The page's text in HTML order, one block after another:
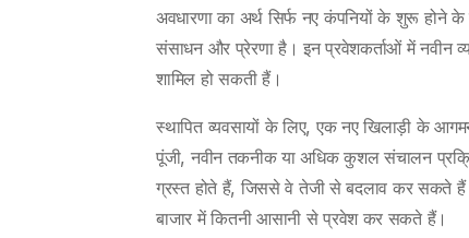
अवधारणा का अर्थ सिर्फ नए कंपनियों के शुरू होने के
संसाधन और प्रेरणा है। इन प्रवेशकर्ताओं में नवीन
शामिल हो सकती हैं।
स्थापित व्यवसायों के लिए, एक नए खिलाड़ी के
पूंजी, नवीन तकनीक या अधिक कुशल संचालन
ग्रस्त होते हैं, जिससे वे तेजी से बदलाव कर सकते हैं।
बाजार में कितनी आसानी से प्रवेश कर सकते हैं।